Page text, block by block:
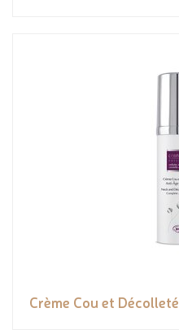
Crème Cou et Décolleté